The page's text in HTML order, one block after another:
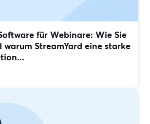
für Webinare: Wie Sie
warum StreamYard eine starke